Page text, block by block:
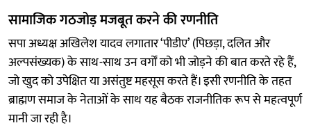
सामाजिक गठजोड़ मजबूत करने की रणनीति
सपा अध्यक्ष अखिलेश यादव लगातार ‘पीडीए’ (पिछड़ा, दलित और
अल्पसंख्यक) के साथ-साथ उन वर्गों को भी जोड़ने की बात करते रहे हैं,
जो खुद को उपेक्षित या असंतुष्ट महसूस करते हैं। इसी रणनीति के तहत
ब्राह्मण समाज के नेताओं के साथ यह बैठक राजनीतिक रूप से महत्वपूर्ण
मानी जा रही है।